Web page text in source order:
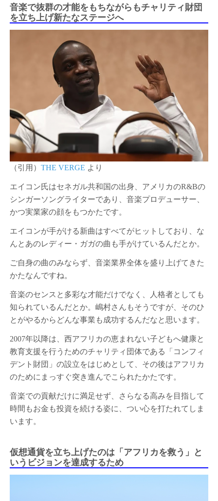
音楽で抜群の才能をもちながらもチャリティ財団
を立ち上げ新たなステージへ
（引用） THE VERGE より
エイコン氏はセネガル共和国の出身、アメリカのR&Bの
シンガーソングライターであり、音楽プロデューサー、
かつ実業家の顔をもつかたです。
エイコンが手がける新曲はすべてがヒットしており、な
んとあのレディー・ガガの曲も手がけているんだとか。
ご自身の曲のみならず、音楽業界全体を盛り上げてきた
かたなんですね。
音楽のセンスと多彩な才能だけでなく、人格者としても
知られているんだとか。嶋村さんもそうですが、そのひ
とがやるからどんな事業も成功するんだなと思います。
2007年以降は、西アフリカの恵まれない子どもへ健康と
教育支援を行うためのチャリティ団体である「コンフィ
デント財団」の設立をはじめとして、その後はアフリカ
のためにまっすぐ突き進んでこられたかたです。
音楽での貢献だけに満足せず、さらなる高みを目指して
時間もお金も投資を続ける姿に、つい心を打たれてしま
います。
仮想通貨を立ち上げたのは「アフリカを救う」と
いうビジョンを達成するため